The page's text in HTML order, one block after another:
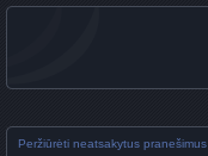
Peržiūrėti neatsakytus pranešimus